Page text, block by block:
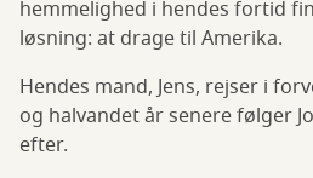
hemmelighed i hendes fortid
løsning: at drage til Amerika.
Hendes mand, Jens, rejser i
og halvandet år senere følger
efter.